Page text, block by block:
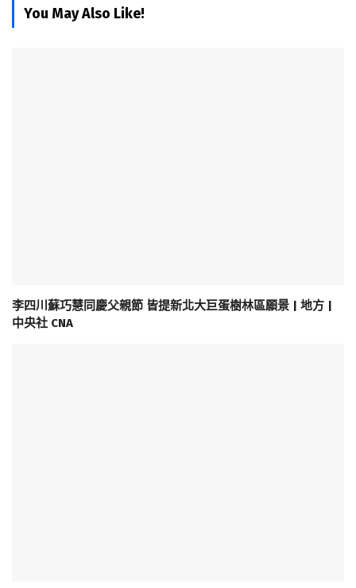
You May Also Like!
李四川蘇巧慧同慶父親節 皆提新北大巨蛋樹林區願景 | 地方 |
中央社 CNA